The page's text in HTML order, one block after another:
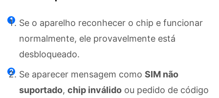
Se o aparelho reconhecer o chip e funcionar
normalmente, ele provavelmente está
desbloqueado.
Se aparecer mensagem como SIM não
suportado, chip inválido ou pedido de código